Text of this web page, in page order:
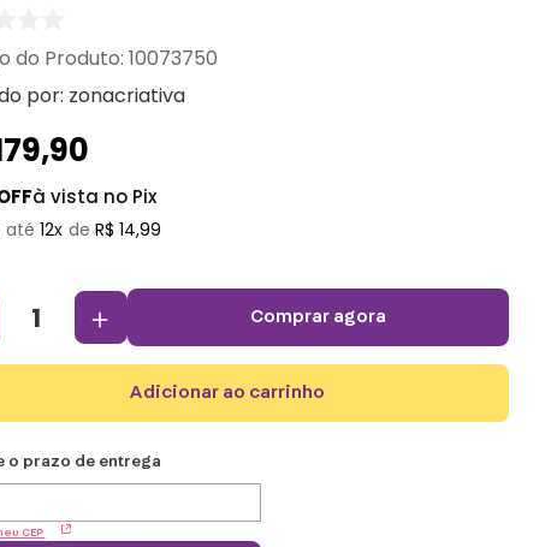
:10073750
por: zonacriativa
,90
à vista no Pix
12 R$ 14,99
＋ comprar agora
adicionar ao carrinho
CEP